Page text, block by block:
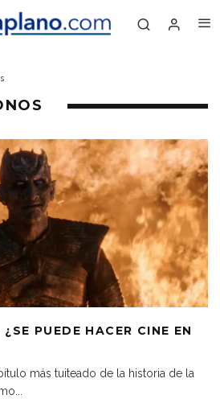
PUEDE HACER CINE EN
más tuiteado de la historia de la